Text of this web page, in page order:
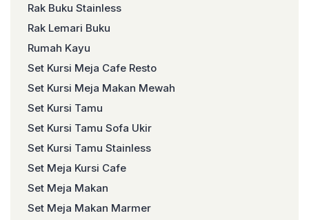
Rak Buku Stainless
Rak Lemari Buku
Rumah Kayu
Set Kursi Meja Cafe Resto
Set Kursi Meja Makan Mewah
Set Kursi Tamu
Set Kursi Tamu Sofa Ukir
Set Kursi Tamu Stainless
Set Meja Kursi Cafe
Set Meja Makan
Set Meja Makan Marmer